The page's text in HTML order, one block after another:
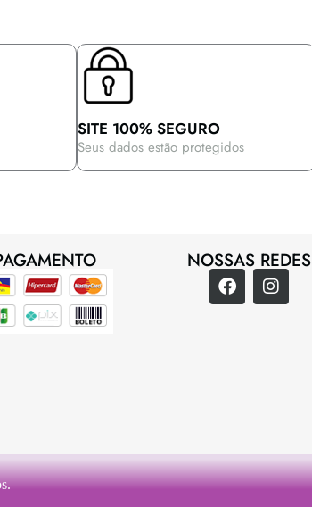
SITE 100% SEGURO
Seus dados estão protegidos
NOSSAS REDES